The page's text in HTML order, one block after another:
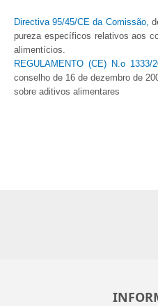
Directiva 95/45/CE da Comissão,
pureza específicos relativos aos
alimentícios.
REGULAMENTO (CE) N.o 1333/
conselho de 16 de dezembro de
sobre aditivos alimentares